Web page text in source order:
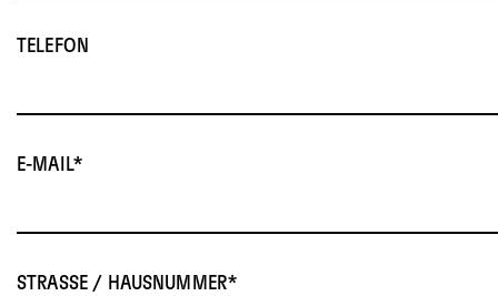
TELEFON
E-MAIL
STRASSE / HAUSNUMMER